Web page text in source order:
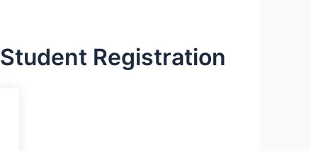
Student Registration